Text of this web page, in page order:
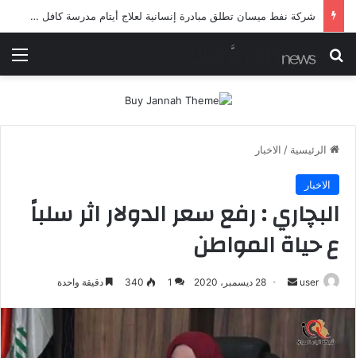
شرطة ميسان تلقي القبض على مطلقي العيارات النارية أثناء تشييع جنائزي في العمارة
بحث عن
الرئيسية / الاخبار
الاخبار
‏البچاري : رفع سعر الدولار اثر سلباً
ع حياة المواطن
user
أرسل 28 ديسمبر، 2020 1
340 دقيقة واحدة